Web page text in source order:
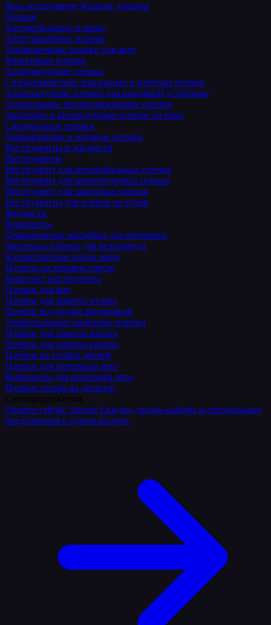
Весь ассортимент Каталог товаров
Пленки
Автомобильные пленки
Антигравийные пленки
Тонировочные пленки для авто
Виниловые пленки
Архитектурные пленки
Солнцезащитные зеркальные и цветные пленки
Архитектурные пленки для наружной установки
Атермальные теплоотражающие пленки
Защитные и бронирующие пленки на окна
Специальные плёнки
Декоративные и матовые пленки
Инструменты и жидкости
Инструменты
Инструмент для автомобильных пленок
Инструмент для архитектурных пленок
Инструмент для защитных пленок
Инструменты для пленок на кузов
Жидкости
Комплекты
Декоративные наклейки для интерьера
Защитные плёнки для велосипеда
Климатические карты мира
Полосы на лобовое стекло
Комплект инструмента
Пленки для фар
Пленки для защиты кузова
Пленки под ручки автомобиля
Универсальные защитные пленки
Плёнки для защиты капота
Плёнки для защиты крыши
Плёнки на стойки дверей
Пленки для интерьера авто
Комплекты для интерьера авто
Пленки только на дисплеи
Горячее сейчас Акции Скидки, промо-наборы и специальные
предложения в одном разделе.